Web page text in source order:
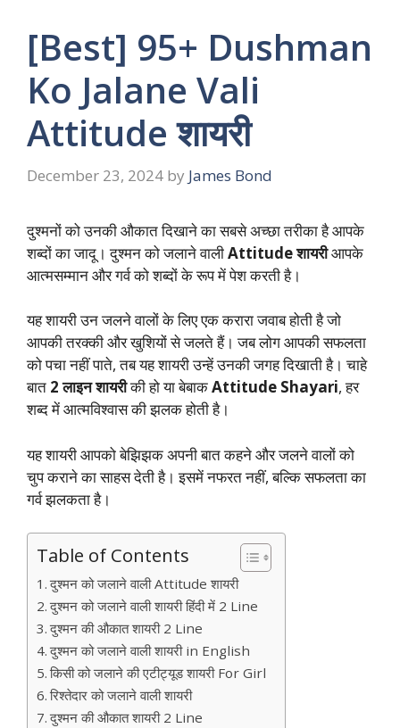
[Best] 95+ Dushman
Ko Jalane Vali
Attitude शायरी
December 23, 2024 by James Bond
दुश्मनों को उनकी औकात दिखाने का सबसे अच्छा तरीका है आपके
शब्दों का जादू। दुश्मन को जलाने वालीAttitude शायरीआपके
आत्मसम्मान और गर्व को शब्दों के रूप में पेश करती है।
यह शायरी उन जलने वालों के लिए एक करारा जवाब होती है जो
आपकी तरक्की और खुशियों से जलते हैं। जब लोग आपकी सफलता
को पचा नहीं पाते, तब यह शायरी उन्हें उनकी जगह दिखाती है। चाहे
बात 2 लाइन शायरीकी हो या बेबाकAttitude Shayari, हर
शब्द में आत्मविश्वास की झलक होती है।
यह शायरी आपको बेझिझक अपनी बात कहने और जलने वालों को
चुप कराने का साहस देती है। इसमें नफरत नहीं, बल्कि सफलता का
गर्व झलकता है।
Table of Contents
दुश्मन को जलाने वाली Attitude शायरी
दुश्मन को जलाने वाली शायरी हिंदी में 2 Line
दुश्मन की औकात शायरी 2 Line
दुश्मन को जलाने वाली शायरी in English
किसी को जलाने की एटीट्यूड शायरी For Girl
रिश्तेदार को जलाने वाली शायरी
दुश्मन की औकात शायरी 2 Line